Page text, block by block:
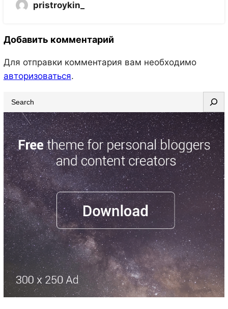
pristroykin_
Добавить комментарий
Для отправки комментария вам необходимо
авторизоваться.
e
a
r
c
h